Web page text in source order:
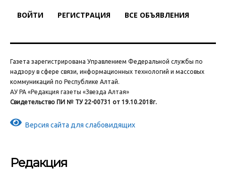
ВОЙТИ РЕГИСТРАЦИЯ ВСЕ ОБЪЯВЛЕНИЯ
Газета зарегистрирована Управлением Федеральной службы по
надзору в сфере связи, информационных технологий и массовых
коммуникаций по Республике Алтай.
АУ РА «Редакция газеты «Звезда Алтая»
Свидетельство ПИ № ТУ 22-00731 от 19.10.2018г.
Версия сайта для слабовидящих
Редакция